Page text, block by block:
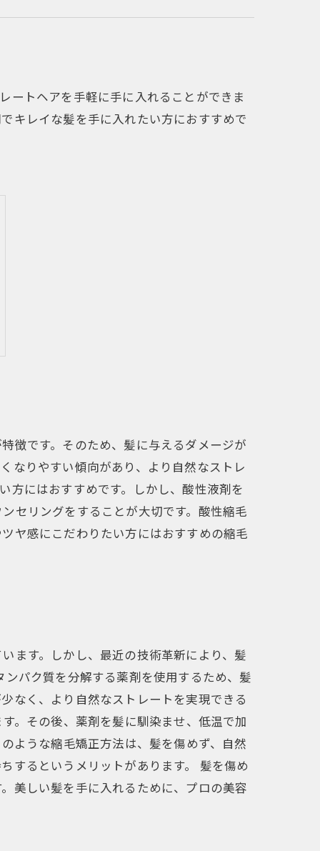
ートヘアを手軽に手に入れることができま
キレイな髪を手に入れたい方におすすめで
徴です。そのため、髪に与えるダメージが
なりやすい傾向があり、より自然なストレ
方にはおすすめです。しかし、酸性液剤を
セリングをすることが大切です。酸性縮毛
ヤ感にこだわりたい方にはおすすめの縮毛
ます。しかし、最近の技術革新により、髪
パク質を分解する薬剤を使用するため、髪
なく、より自然なストレートを実現できる
。その後、薬剤を髪に馴染ませ、低温で加
ような縮毛矯正方法は、髪を傷めず、自然
するというメリットがあります。 髪を傷め
美しい髪を手に入れるために、プロの美容